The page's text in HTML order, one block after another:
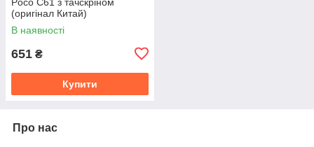
(оригінал Китай)
В наявності
651 ₴
Купити
Про нас